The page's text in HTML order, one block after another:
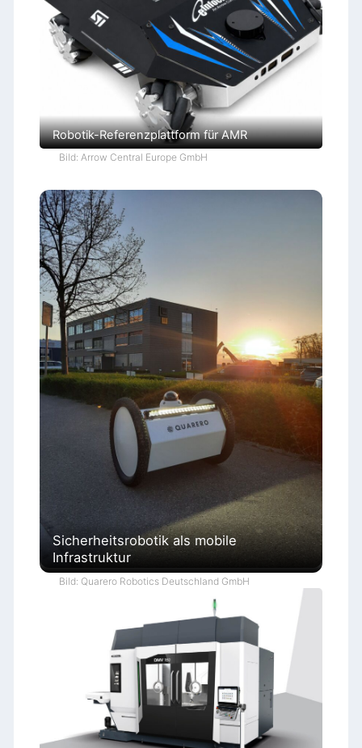
Robotik-Referenzplattform für AMR
Bild: Arrow Central Europe GmbH
Sicherheitsrobotik als mobile
Infrastruktur
Bild: Quarero Robotics Deutschland GmbH